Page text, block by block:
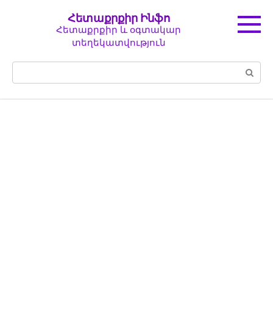
Հետաքրքիր Ինֆո
Հետաքրքիր և օգտակար
տեղեկատվություն